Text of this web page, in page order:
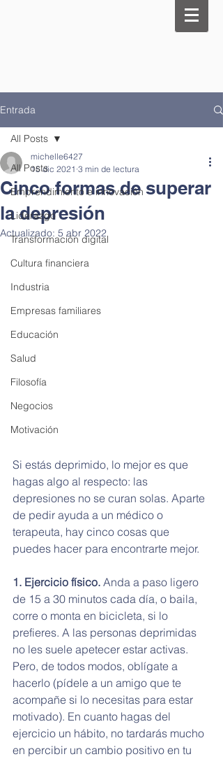
Entrada
All Posts
Emprendimiento e innovación
Liderazgo
Transformación digital
Cultura financiera
Industria
Empresas familiares
Educación
Salud
Filosofía
Negocios
Motivación
All Posts
Cinco formas de superar
la depresión
michelle6427
15 dic 2021 3 min de lectura
Actualizado: 5 abr 2022
Si estás deprimido, lo mejor es que
hagas algo al respecto: las
depresiones no se curan solas. Aparte
de pedir ayuda a un médico o
terapeuta, hay cinco cosas que
puedes hacer para encontrarte mejor.
1. Ejercicio físico. Anda a paso ligero
de 15 a 30 minutos cada día, o baila,
corre o monta en bicicleta, si lo
prefieres. A las personas deprimidas
no les suele apetecer estar activas.
Pero, de todos modos, oblígate a
hacerlo (pídele a un amigo que te
acompañe si lo necesitas para estar
motivado). En cuanto hagas del
ejercicio un hábito, no tardarás mucho
en percibir un cambio positivo en tu